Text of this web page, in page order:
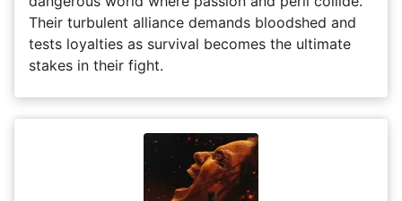
Their turbulent alliance demands bloodshed and
tests loyalties as survival becomes the ultimate
stakes in their fight.